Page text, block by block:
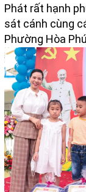
Phát rất hạnh
sát cánh cùng
Phường Hòa